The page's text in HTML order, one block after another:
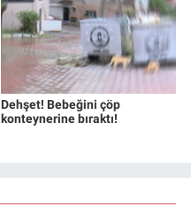
Dehşet! Bebeğini çöp
konteynerine bıraktı!